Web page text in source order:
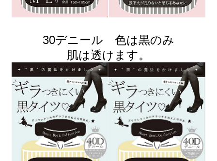
30デニール 色は黒のみ
肌は透けます。